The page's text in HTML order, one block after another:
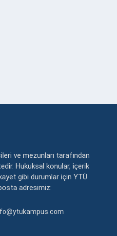
ve mezunları tarafından
Hukuksal konular, içerik
gibi durumlar için YTÜ
adresimiz: